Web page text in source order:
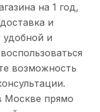
на 1 год,
и
удобной и
возможность
Москве прямо